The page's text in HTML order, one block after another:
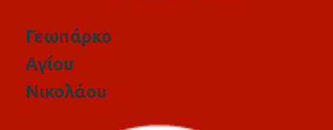
Γεωπάρκο
Αγίου
Νικολάου